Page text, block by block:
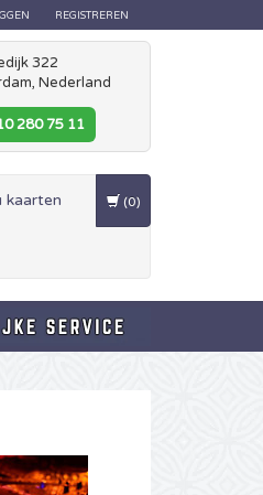
REGISTREREN
322
Nederland
280 75 11
kaarten (0)